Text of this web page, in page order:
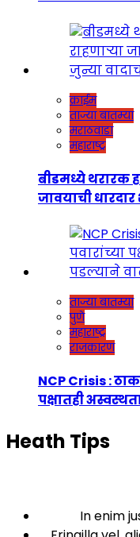
क्राईम
ताज्या बातम्या
मराठवाडा
महाराष्ट्र
बीडमध्ये थरारक
जावयाची
ताज्या बातम्या
पुणे
महाराष्ट्र
राजकारण
NCP Crisis :
पक्षातही
Heath Tips
In enim